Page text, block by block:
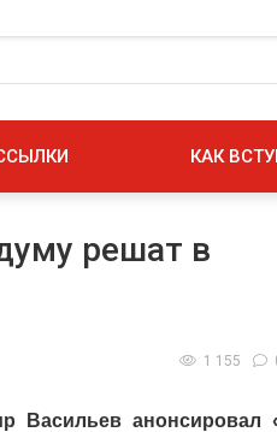
КАК
решат в
1 155
Васильев анонсировал